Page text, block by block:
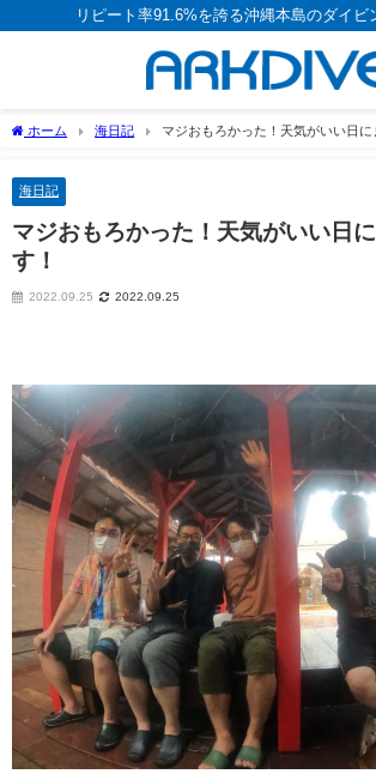
リピート率91.6%を誇る沖縄本島のダイビ
ホーム 海日記 マジおもろかった！天気がいい日に
海日記
マジおもろかった！天気がいい日
す！
2022.09.25 2022.09.25